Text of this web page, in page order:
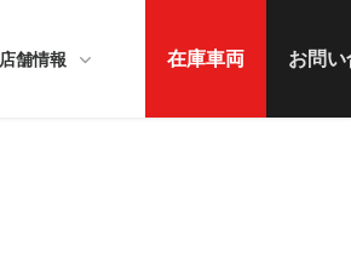
店舗情報 在庫車両 お問